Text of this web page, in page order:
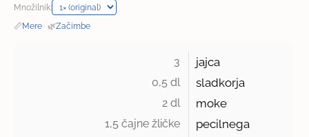
Množilnik:
📏Mere · 🌿Začimbe
3 jajca
0,5 dl sladkorja
2 dl moke
1,5 čajne žličke
pecilnega